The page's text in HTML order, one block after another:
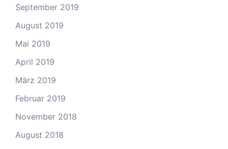
September 2019
August 2019
Mai 2019
April 2019
März 2019
Februar 2019
November 2018
August 2018